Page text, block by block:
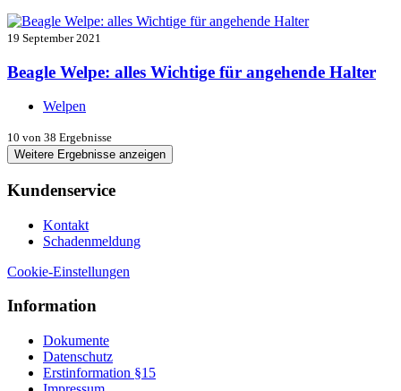
19 September 2021
Beagle Welpe: alles Wichtige für angehende Halter
Welpen
10 von 38 Ergebnisse
Weitere Ergebnisse anzeigen
Kundenservice
Kontakt
Schadenmeldung
Cookie-Einstellungen
Information
Dokumente
Datenschutz
Erstinformation §15